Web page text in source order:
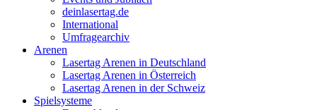
deinlasertag.de
International
Umfragearchiv
Arenen
Lasertag Arenen in Deutschland
Lasertag Arenen in Österreich
Lasertag Arenen in der Schweiz
Spielsysteme